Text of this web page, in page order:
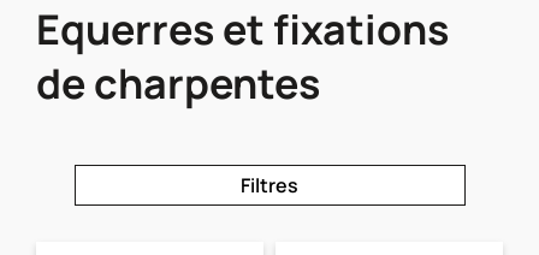
Equerres et fixations
de charpentes
Filtres